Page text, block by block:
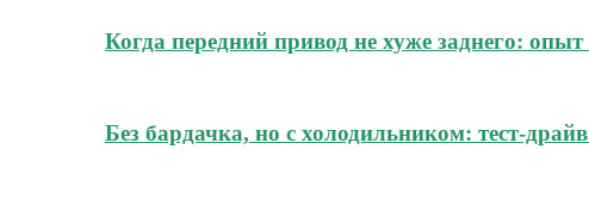
Когда передний привод не хуже заднего:
Без бардачка, но с холодильником: тест-